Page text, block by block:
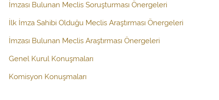
İmzası Bulunan Meclis Soruşturması Önergeleri
İlk İmza Sahibi Olduğu Meclis Araştırması Önergeleri
İmzası Bulunan Meclis Araştırması Önergeleri
Genel Kurul Konuşmaları
Komisyon Konuşmaları